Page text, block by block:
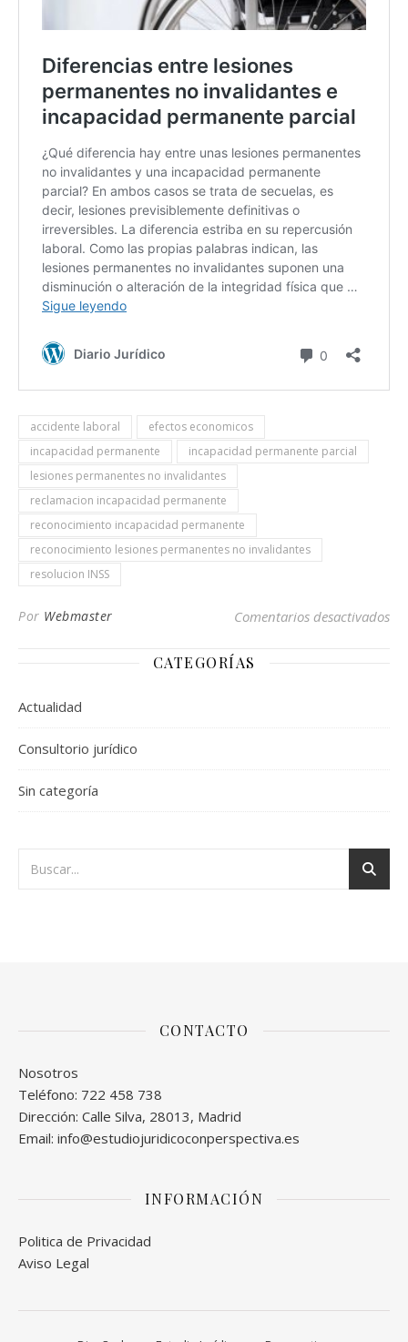
accidente laboral
efectos economicos
incapacidad permanente
incapacidad permanente parcial
lesiones permanentes no invalidantes
reclamacion incapacidad permanente
reconocimiento incapacidad permanente
reconocimiento lesiones permanentes no invalidantes
resolucion INSS
Por Webmaster Comentarios desactivadosen
CATEGORÍAS
Actualidad
Consultorio jurídico
Sin categoría
CONTACTO
Nosotros
Teléfono: 722 458 738
Dirección: Calle Silva, 28013, Madrid
Email: info@estudiojuridicoconperspectiva.es
INFORMACIÓN
Politica de Privacidad
Aviso Legal